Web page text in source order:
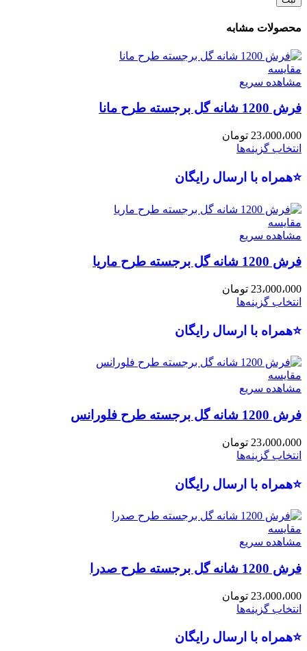
محصولات مشابه
مقایسه
مشاهده سریع
فرش 1200 شانه گل برجسته طرح مانا
23،000،000 تومان
انتخاب گزینه‌ها
⭐همراه با ارسال رایگان
مقایسه
مشاهده سریع
فرش 1200 شانه گل برجسته طرح ماریا
23،000،000 تومان
انتخاب گزینه‌ها
⭐همراه با ارسال رایگان
مقایسه
مشاهده سریع
فرش 1200 شانه گل برجسته طرح فلورانس
23،000،000 تومان
انتخاب گزینه‌ها
⭐همراه با ارسال رایگان
مقایسه
مشاهده سریع
فرش 1200 شانه گل برجسته طرح صدرا
23،000،000 تومان
انتخاب گزینه‌ها
⭐همراه با ارسال رایگان